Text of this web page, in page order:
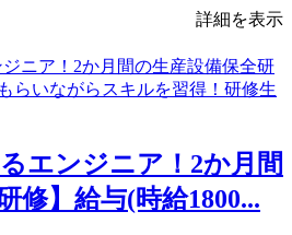
詳細を表示
エンジニア！2か月間
修】給与(時給1800...